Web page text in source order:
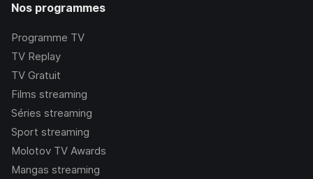
Nos programmes
Programme TV
TV Replay
TV Gratuit
Films streaming
Séries streaming
Sport streaming
Molotov TV Awards
Mangas streaming